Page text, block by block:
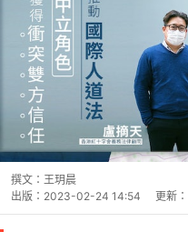
撰文： 王玥晨
出版： 2023-02-24 14:54 更新：